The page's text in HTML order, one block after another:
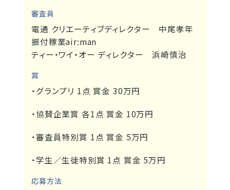
審査員
電通 クリエーティブディレクター 中尾孝年
振付稼業air:man
ティー・ワイ・オー ディレクター 浜崎慎治
賞
・グランプリ 1点 賞金 30万円
・協賛企業賞 各1点 賞金 10万円
・審査員特別賞 1点 賞金 5万円
・学生／生徒特別賞 1点 賞金 5万円
応募方法